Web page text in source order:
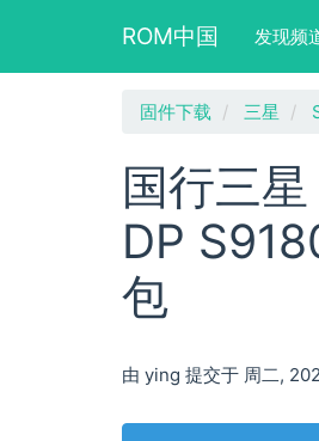
ROM中国
Main
navigation
发现频
User
account
menu
Search
form
block
固件下载 三星
国行三
DP
包
由 ying 提交于 周二,